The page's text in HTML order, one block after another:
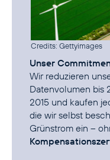
Credits: Gettyimages
Unser
Wir reduzieren
Datenvolumen bis
2015 und kaufen
die wir selbst
Grünstrom ein –